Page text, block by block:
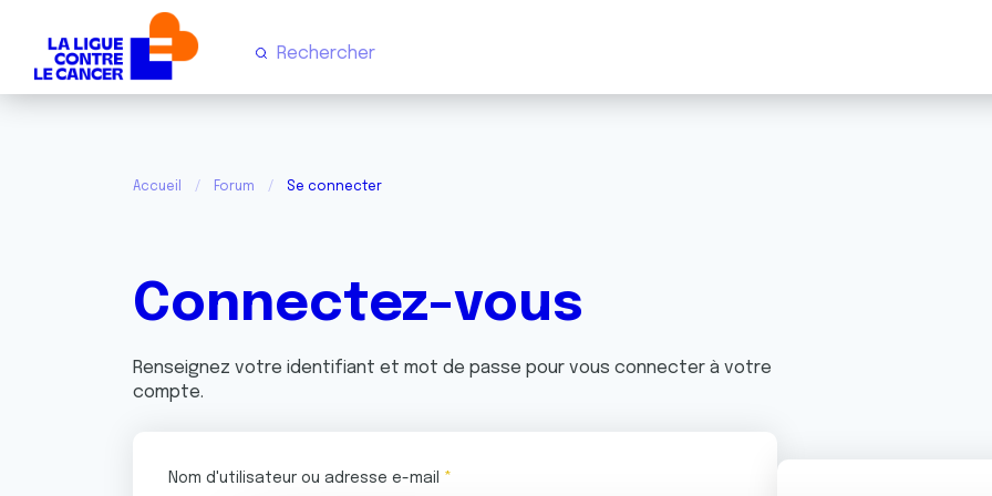
Accueil Forum Se connecter
Connectez-vous
Renseignez votre identifiant et mot de passe pour vous connecter à votre
compte.
Nom d'utilisateur ou adresse e-mail